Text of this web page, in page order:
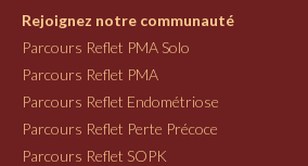
Rejoignez notre communauté
Parcours Reflet PMA Solo
Parcours Reflet PMA
Parcours Reflet Endométriose
Parcours Reflet Perte Précoce
Parcours Reflet SOPK